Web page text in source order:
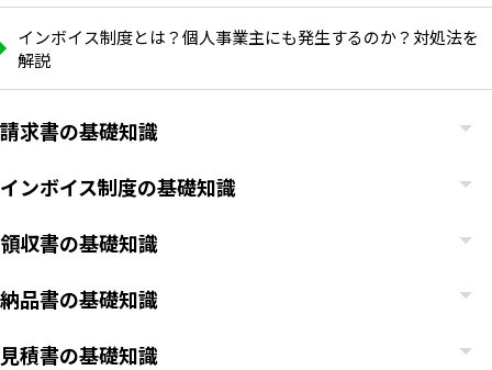
インボイス制度とは？個人事業主にも発生するのか？対処法を
解説
請求書の基礎知識
インボイス制度の基礎知識
領収書の基礎知識
納品書の基礎知識
見積書の基礎知識